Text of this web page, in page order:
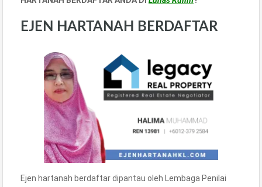
EJEN HARTANAH BERDAFTAR
Ejen hartanah berdaftar dipantau oleh Lembaga Penilai